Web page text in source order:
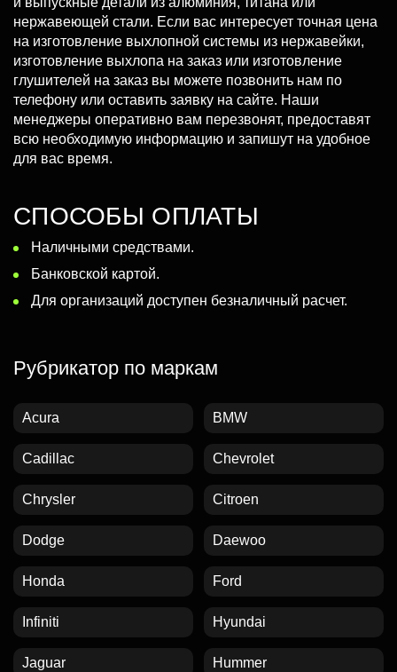
нержавеющей стали. Если вас интересует точная цена
на изготовление выхлопной системы из нержавейки,
изготовление выхлопа на заказ или изготовление
глушителей на заказ вы можете позвонить нам по
телефону или оставить заявку на сайте. Наши
менеджеры оперативно вам перезвонят, предоставят
всю необходимую информацию и запишут на удобное
для вас время.
СПОСОБЫ ОПЛАТЫ
Наличными средствами.
Банковской картой.
Для организаций доступен безналичный расчет.
Рубрикатор по маркам
Acura BMW
Cadillac Chevrolet
Chrysler Citroen
Dodge Daewoo
Honda Ford
Infiniti Hyundai
Jaguar Hummer